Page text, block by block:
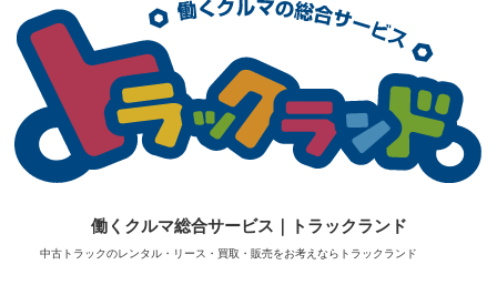
働くクルマ総合サービス｜トラックランド
中古トラックのレンタル・リース・買取・販売をお考えならトラックランド